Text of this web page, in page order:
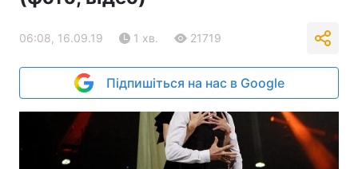
06:08, 16.09.19 1 хв. 21719
Підпишіться на нас в Google